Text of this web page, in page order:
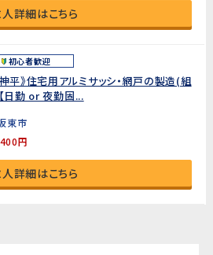
詳細はこちら
初心者歓迎
平》住宅用アルミサッシ・網戸の製造(組
日勤 or 夜勤固...
東市
円
詳細はこちら